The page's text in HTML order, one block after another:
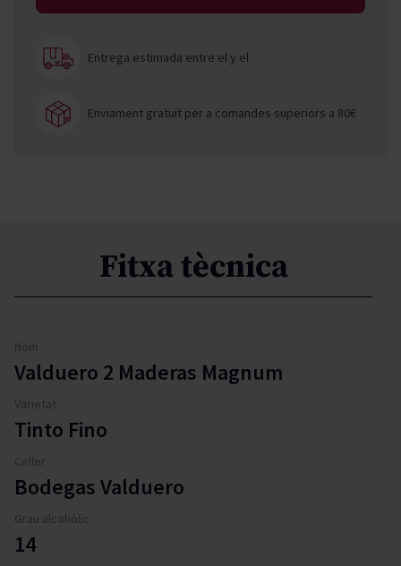
Entrega estimada entre ely el
Enviament gratuït per a comandes superiors a 80€
Fitxa tècnica
Nom
Valduero 2 Maderas Magnum
Varietat
Tinto Fino
Celler
Bodegas Valduero
Grau alcohòlic
14